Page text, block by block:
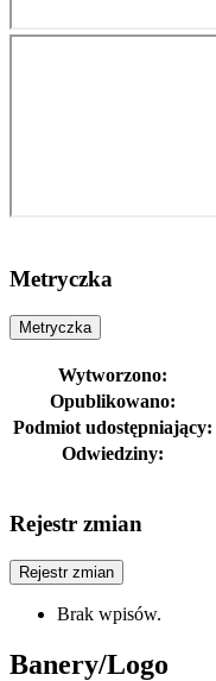
Metryczka
Metryczka
Wytworzono:
Opublikowano:
Podmiot udostępniający:
Odwiedziny:
Rejestr zmian
Rejestr zmian
Brak wpisów.
Banery/Logo